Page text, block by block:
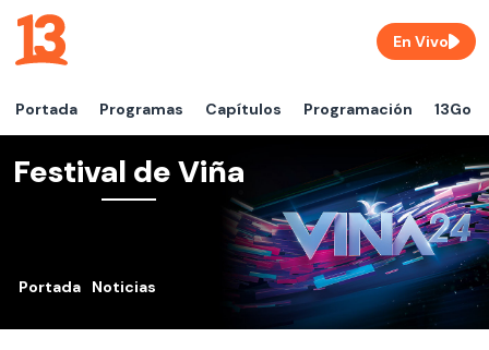
Portada Programas Capítulos Programación 13Go
En Vivo
Festival de Viña
Portada Noticias